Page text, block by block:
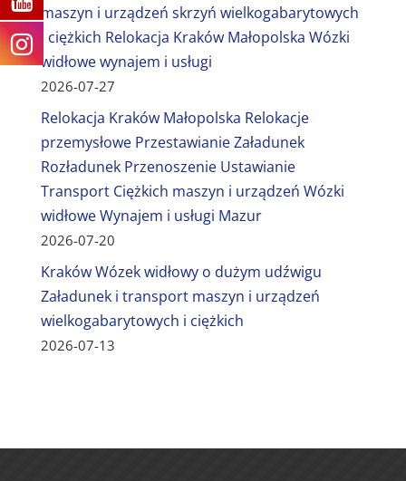
maszyn i urządzeń skrzyń wielkogabarytowych
i ciężkich Relokacja Kraków Małopolska Wózki
widłowe wynajem i usługi
2026-07-27
Relokacja Kraków Małopolska Relokacje
przemysłowe Przestawianie Załadunek
Rozładunek Przenoszenie Ustawianie
Transport Ciężkich maszyn i urządzeń Wózki
widłowe Wynajem i usługi Mazur
2026-07-20
Kraków Wózek widłowy o dużym udźwigu
Załadunek i transport maszyn i urządzeń
wielkogabarytowych i ciężkich
2026-07-13